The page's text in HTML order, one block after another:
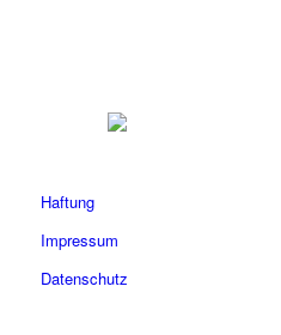
Haftung
Impressum
Datenschutz